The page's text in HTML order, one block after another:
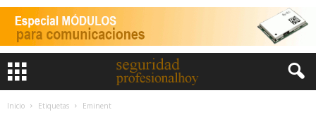
Inicio Etiquetas Eminent